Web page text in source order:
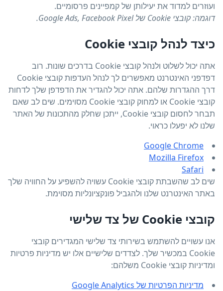
ועוזרים למדוד את יעילותן של קמפיינים פרסומיים.
דוגמה: קובצי Cookie של Google Ads, Facebook Pixel.
כיצד לנהל קובצי Cookie
אתה יכול לשלוט ולנהל קובצי Cookie בדרכים שונות. רוב
דפדפני האינטרנט מאפשרים לך לנהל העדפות קובצי Cookie
דרך ההגדרות שלהם. אתה יכול להגדיר את הדפדפן שלך לדחות
קובצי Cookie או למחוק קובצי Cookie מסוימים. שים לב שאם
תבחר לחסום קובצי Cookie, ייתכן שחלק מהתכונות של האתר
שלנו לא יפעלו כראוי.
Google Chrome
Mozilla Firefox
Safari
שים לב שהשבתת קובצי Cookie עשויה להשפיע על החוויה שלך
באתר האינטרנט שלנו ולהגביל פונקציונליות מסוימת.
קובצי Cookie של צד שלישי
אנו עשויים להשתמש בשירותי צד שלישי המגדירים קובצי
Cookie במכשיר שלך. לצדדים שלישיים אלו יש מדיניות פרטיות
ומדיניות קובצי Cookie משלהם:
מדיניות הפרטיות של Google Analytics